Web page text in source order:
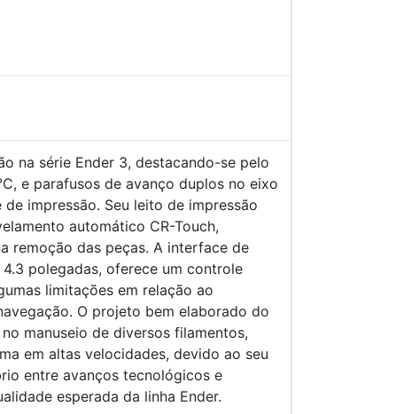
na série Ender 3, destacando-se pelo
e parafusos de avanço duplos no eixo
impressão. Seu leito de impressão
automático CR-Touch,
remoção das peças. A interface de
polegadas, oferece um controle
limitações em relação ao
O projeto bem elaborado do
manuseio de diversos filamentos,
em altas velocidades, devido ao seu
entre avanços tecnológicos e
esperada da linha Ender.